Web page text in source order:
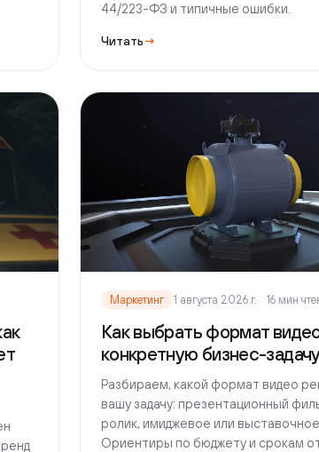
1 августа 2026 г.
Как выбрать формат видео под
конкретную бизнес-задачу
Разбираем, какой формат видео решает
ролик, имиджевое или выставочное видео.
Ориентиры по бюджету и срокам от Ruvision.